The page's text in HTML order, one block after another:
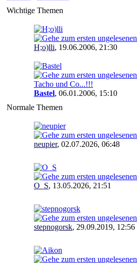
Wichtige Themen
H;o)lli, 19.06.2006, 21:30
Tacho und Co...!!!
Bastel, 06.01.2006, 15:10
Normale Themen
neupier, 02.07.2026, 06:48
O_S, 13.05.2026, 21:51
stepnogorsk, 29.09.2019, 12:56